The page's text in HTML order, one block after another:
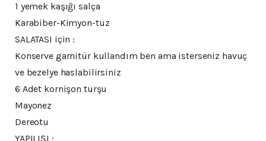
1 yemek kaşığı salça
Karabiber-Kimyon-tuz
SALATASI için :
Konserve garnitür kullandım ben ama isterseniz havuç
ve bezelye haslabilirsiniz
6 Adet kornişon turşu
Mayonez
Dereotu
YAPILIŞI :